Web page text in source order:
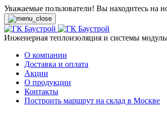
Уважаемые пользователи! Вы находитесь на
Инженерная теплоизоляция и системы
О компании
Доставка и оплата
Акции
О продукции
Контакты
Построить маршрут на склад в Москве